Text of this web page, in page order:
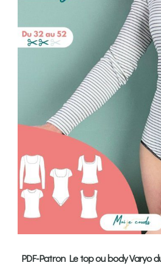
PDF-Patron Le top ou body Varyo